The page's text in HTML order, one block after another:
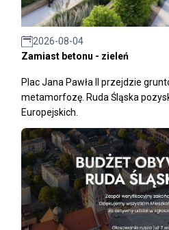
2026-08-04
Zamiast betonu - zieleń
Plac Jana Pawła II przejdzie
metamorfozę. Ruda Śląska
Europejskich.